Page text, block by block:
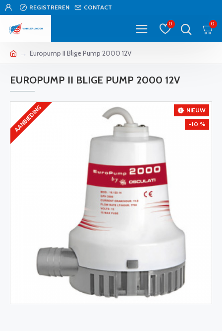
REGISTREREN CONTACT
0 0
Europump II Blige Pump 2000 12V
EUROPUMP II BLIGE PUMP 2000 12V
NIEUW
AANBIEDING -10 %